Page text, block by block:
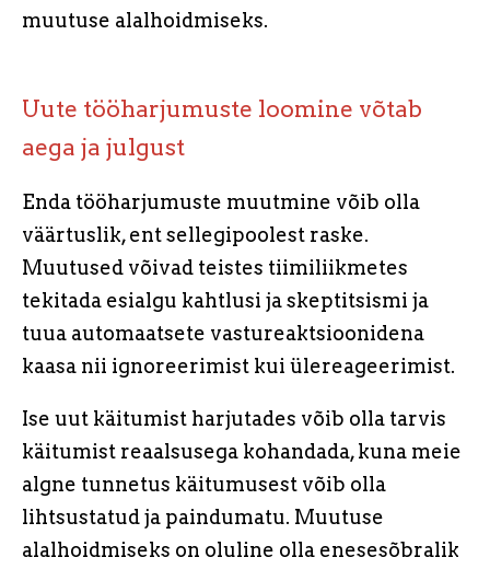
muutuse alalhoidmiseks.
Uute tööharjumuste loomine võtab
aega ja julgust
Enda tööharjumuste muutmine võib olla
väärtuslik, ent sellegipoolest raske.
Muutused võivad teistes tiimiliikmetes
tekitada esialgu kahtlusi ja skeptitsismi ja
tuua automaatsete vastureaktsioonidena
kaasa nii ignoreerimist kui ülereageerimist.
Ise uut käitumist harjutades võib olla tarvis
käitumist reaalsusega kohandada, kuna meie
algne tunnetus käitumusest võib olla
lihtsustatud ja paindumatu. Muutuse
alalhoidmiseks on oluline olla enesesõbralik